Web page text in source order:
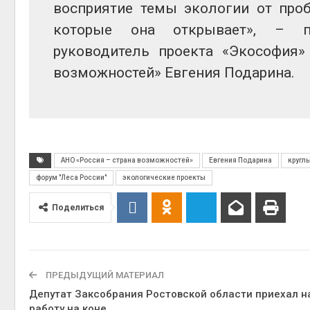
восприятие темы экологии от
которые она открывает», –
руководитель проекта
возможностей» Евгения Подарина.
АНО «Россия – страна возможностей» Евгения Подарина
форум "Леса России" экологические проекты
Поделиться
ПРЕДЫДУЩИЙ МАТЕРИАЛ
Депутат Заксобрания Ростовской области приехал